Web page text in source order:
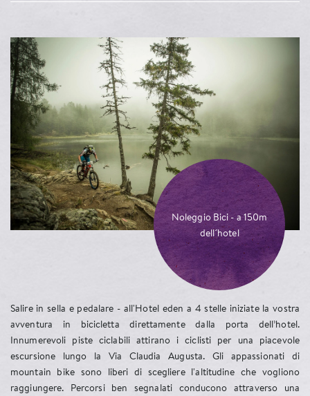
Noleggio Bici - a 150m
dell´hotel
Salire in sella e pedalare - all'Hotel eden a 4 stelle iniziate la vostra
avventura in bicicletta direttamente dalla porta dell’hotel.
Innumerevoli piste ciclabili attirano i ciclisti per una piacevole
escursione lungo la Via Claudia Augusta. Gli appassionati di
mountain bike sono liberi di scegliere l'altitudine che vogliono
raggiungere. Percorsi ben segnalati conducono attraverso una
All’eden vivete da vicino il magico mondo delle montagne intorno al
lago di Resia. Iniziate la vostra personale avventura escursionistica
proprio davanti alla porta dell'hotel nel cuore delle Alpi. Con vista su
Ortles e Palla Bianca. Una rete di sentieri che porta gli amanti di
facili escursioni ai tradizionali alpeggi alpini e fa conoscere alle
persone interessate escursioni tematiche e sulle tracce della